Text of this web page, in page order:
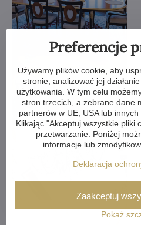
Preferencje
Używamy plików cookie, aby
stronie, analizować jej
użytkowania. W tym celu
stron trzecich, a zebrane dane
partnerów w UE, USA lub
Klikając "Akceptuj wszystkie pliki
przetwarzanie. Poniżej
informacje lub
Deklaracja
Pokaż
Zaakceptuj